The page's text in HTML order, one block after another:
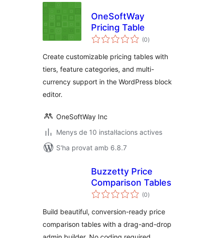
OneSoftWay
Pricing Table
(0puntuacions
totals
)
Create customizable pricing tables with
tiers, feature categories, and multi-
currency support in the WordPress block
editor.
OneSoftWay Inc
Menys de 10 instal·lacions actives
S'ha provat amb 6.8.7
Buzzetty Price
Comparison Tables
(0puntuacions
totals
)
Build beautiful, conversion-ready price
comparison tables with a drag-and-drop